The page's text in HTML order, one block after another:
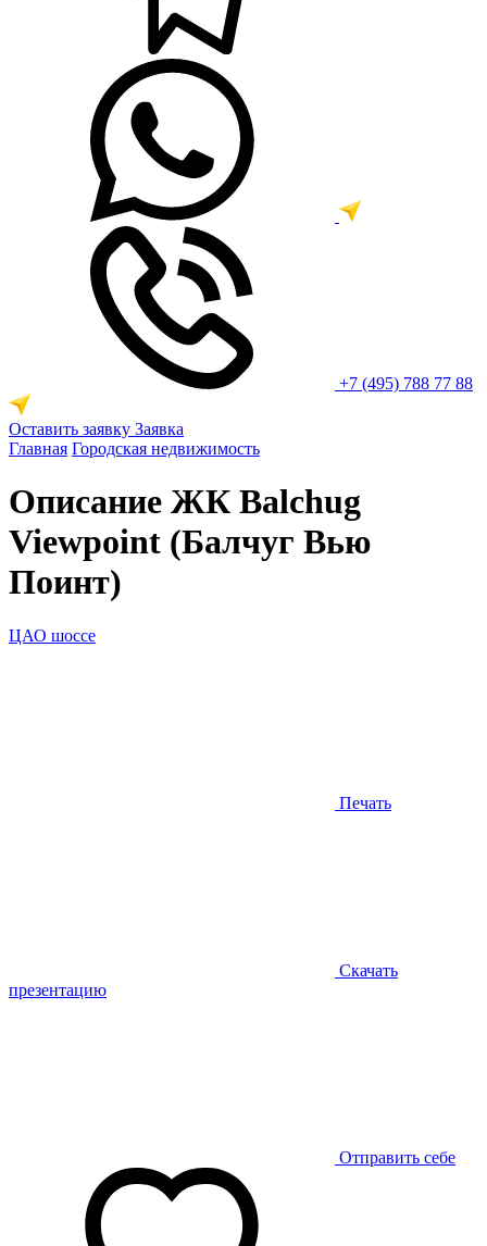
+7 (495) 788 77 88
Оставить заявку Заявка
Главная Городская недвижимость
Описание ЖК Balchug
Viewpoint (Балчуг Вью
Поинт)
ЦАО шоссе
Печать
Скачать
презентацию
Отправить себе